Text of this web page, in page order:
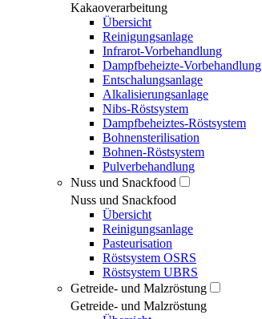
Kakaoverarbeitung
Übersicht
Reinigungsanlage
Infrarot-Vorbehandlung
Dampfbeheizte-Vorbehandlung
Entschalungsanlage
Alkalisierungsanlage
Nibs-Röstsystem
Dampfbeheiztes-Röstsystem
Bohnensterilisation
Bohnen-Röstsystem
Pulverbehandlung
Nuss und Snackfood
Nuss und Snackfood
Übersicht
Reinigungsanlage
Pasteurisation
Röstsystem OSRS
Röstsystem UBRS
Getreide- und Malzröstung
Getreide- und Malzröstung